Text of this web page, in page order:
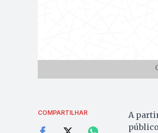
COMPARTILHAR
A